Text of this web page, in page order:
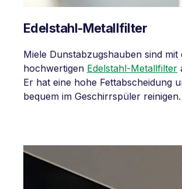
Edelstahl-Metallfilter
Miele Dunstabzugshauben sind mit
hochwertigen Edelstahl-Metallfilter
Er hat eine hohe Fettabscheidung
bequem im Geschirrspüler reinigen.